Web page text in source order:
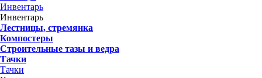
Инвентарь
Инвентарь
Лестницы, стремянка
Компостеры
Строительные тазы и ведра
Тачки
Тачки